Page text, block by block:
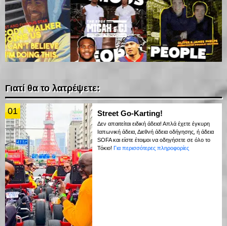
Γιατί θα το λατρέψετε:
01 Street Go-Karting!
Δεν απαιτείται ειδική άδεια! Απλά έχετε έγκυρη
Ιαπωνική άδεια, Διεθνή άδεια οδήγησης, ή άδεια
SOFA και είστε έτοιμοι να οδηγήσετε σε όλο το
Τόκιο! Για περισσότερες πληροφορίες